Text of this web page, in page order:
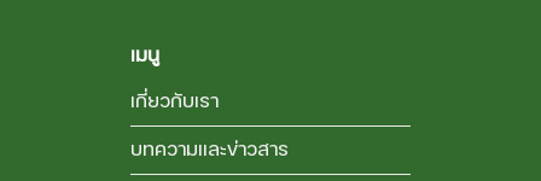
เมนู
เกี่ยวกับเรา
บทความและข่าวสาร